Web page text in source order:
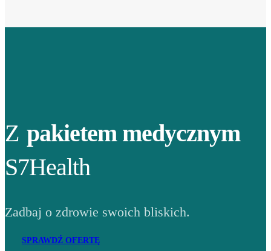
Z pakietem medycznym
S7Health
Zadbaj o zdrowie swoich bliskich.
SPRAWDŹ OFERTĘ